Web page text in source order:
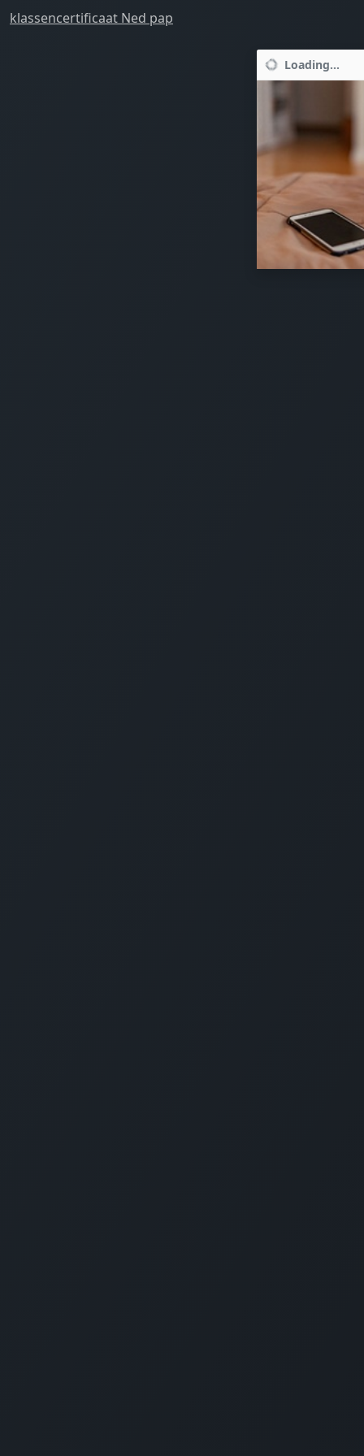
klassencertificaat Ned pap
Loading...